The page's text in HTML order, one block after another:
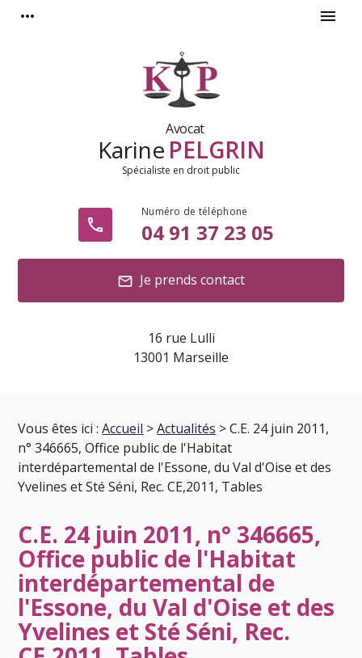
more_horiz menu
16 rue Lulli
13001 Marseille
Avocat
Karine PELGRIN
Spécialiste en droit public
phone 04 91 37 23 05
mail Je prends contact
Vous êtes ici : Accueil >Actualités > C.E. 24 juin 2011,
n° 346665, Office public de l'Habitat
interdépartemental de l'Essone, du Val d'Oise et des
Yvelines et Sté Séni, Rec. CE,2011, Tables
C.E. 24 juin 2011, n° 346665,
Office public de l'Habitat
interdépartemental de
l'Essone, du Val d'Oise et des
Yvelines et Sté Séni, Rec.